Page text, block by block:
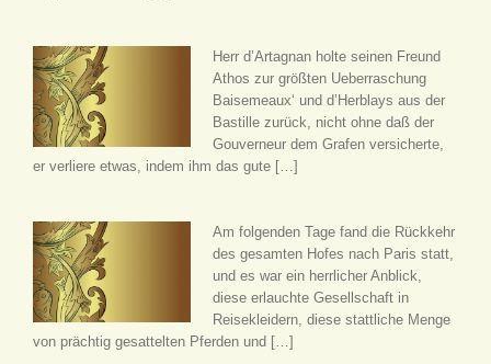
Herr d’Artagnan holte seinen Freund
Athos zur größten Ueberraschung
Baisemeaux‘ und d’Herblays aus der
Bastille zurück, nicht ohne daß der
Gouverneur dem Grafen versicherte,
er verliere etwas, indem ihm das gute […]
Am folgenden Tage fand die Rückkehr
des gesamten Hofes nach Paris statt,
und es war ein herrlicher Anblick,
diese erlauchte Gesellschaft in
Reisekleidern, diese stattliche Menge
von prächtig gesattelten Pferden und […]